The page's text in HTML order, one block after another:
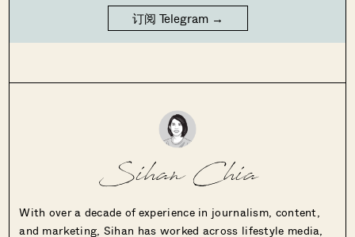
订阅 Telegram →
Sihan Chia
With over a decade of experience in journalism, content,
and marketing, Sihan has worked across lifestyle media,